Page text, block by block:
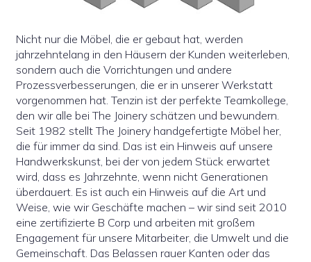
Nicht nur die Möbel, die er gebaut hat, werden
jahrzehntelang in den Häusern der Kunden weiterleben,
sondern auch die Vorrichtungen und andere
Prozessverbesserungen, die er in unserer Werkstatt
vorgenommen hat. Tenzin ist der perfekte Teamkollege,
den wir alle bei The Joinery schätzen und bewundern.
Seit 1982 stellt The Joinery handgefertigte Möbel her,
die für immer da sind. Das ist ein Hinweis auf unsere
Handwerkskunst, bei der von jedem Stück erwartet
wird, dass es Jahrzehnte, wenn nicht Generationen
überdauert. Es ist auch ein Hinweis auf die Art und
Weise, wie wir Geschäfte machen – wir sind seit 2010
eine zertifizierte B Corp und arbeiten mit großem
Engagement für unsere Mitarbeiter, die Umwelt und die
Gemeinschaft. Das Belassen rauer Kanten oder das